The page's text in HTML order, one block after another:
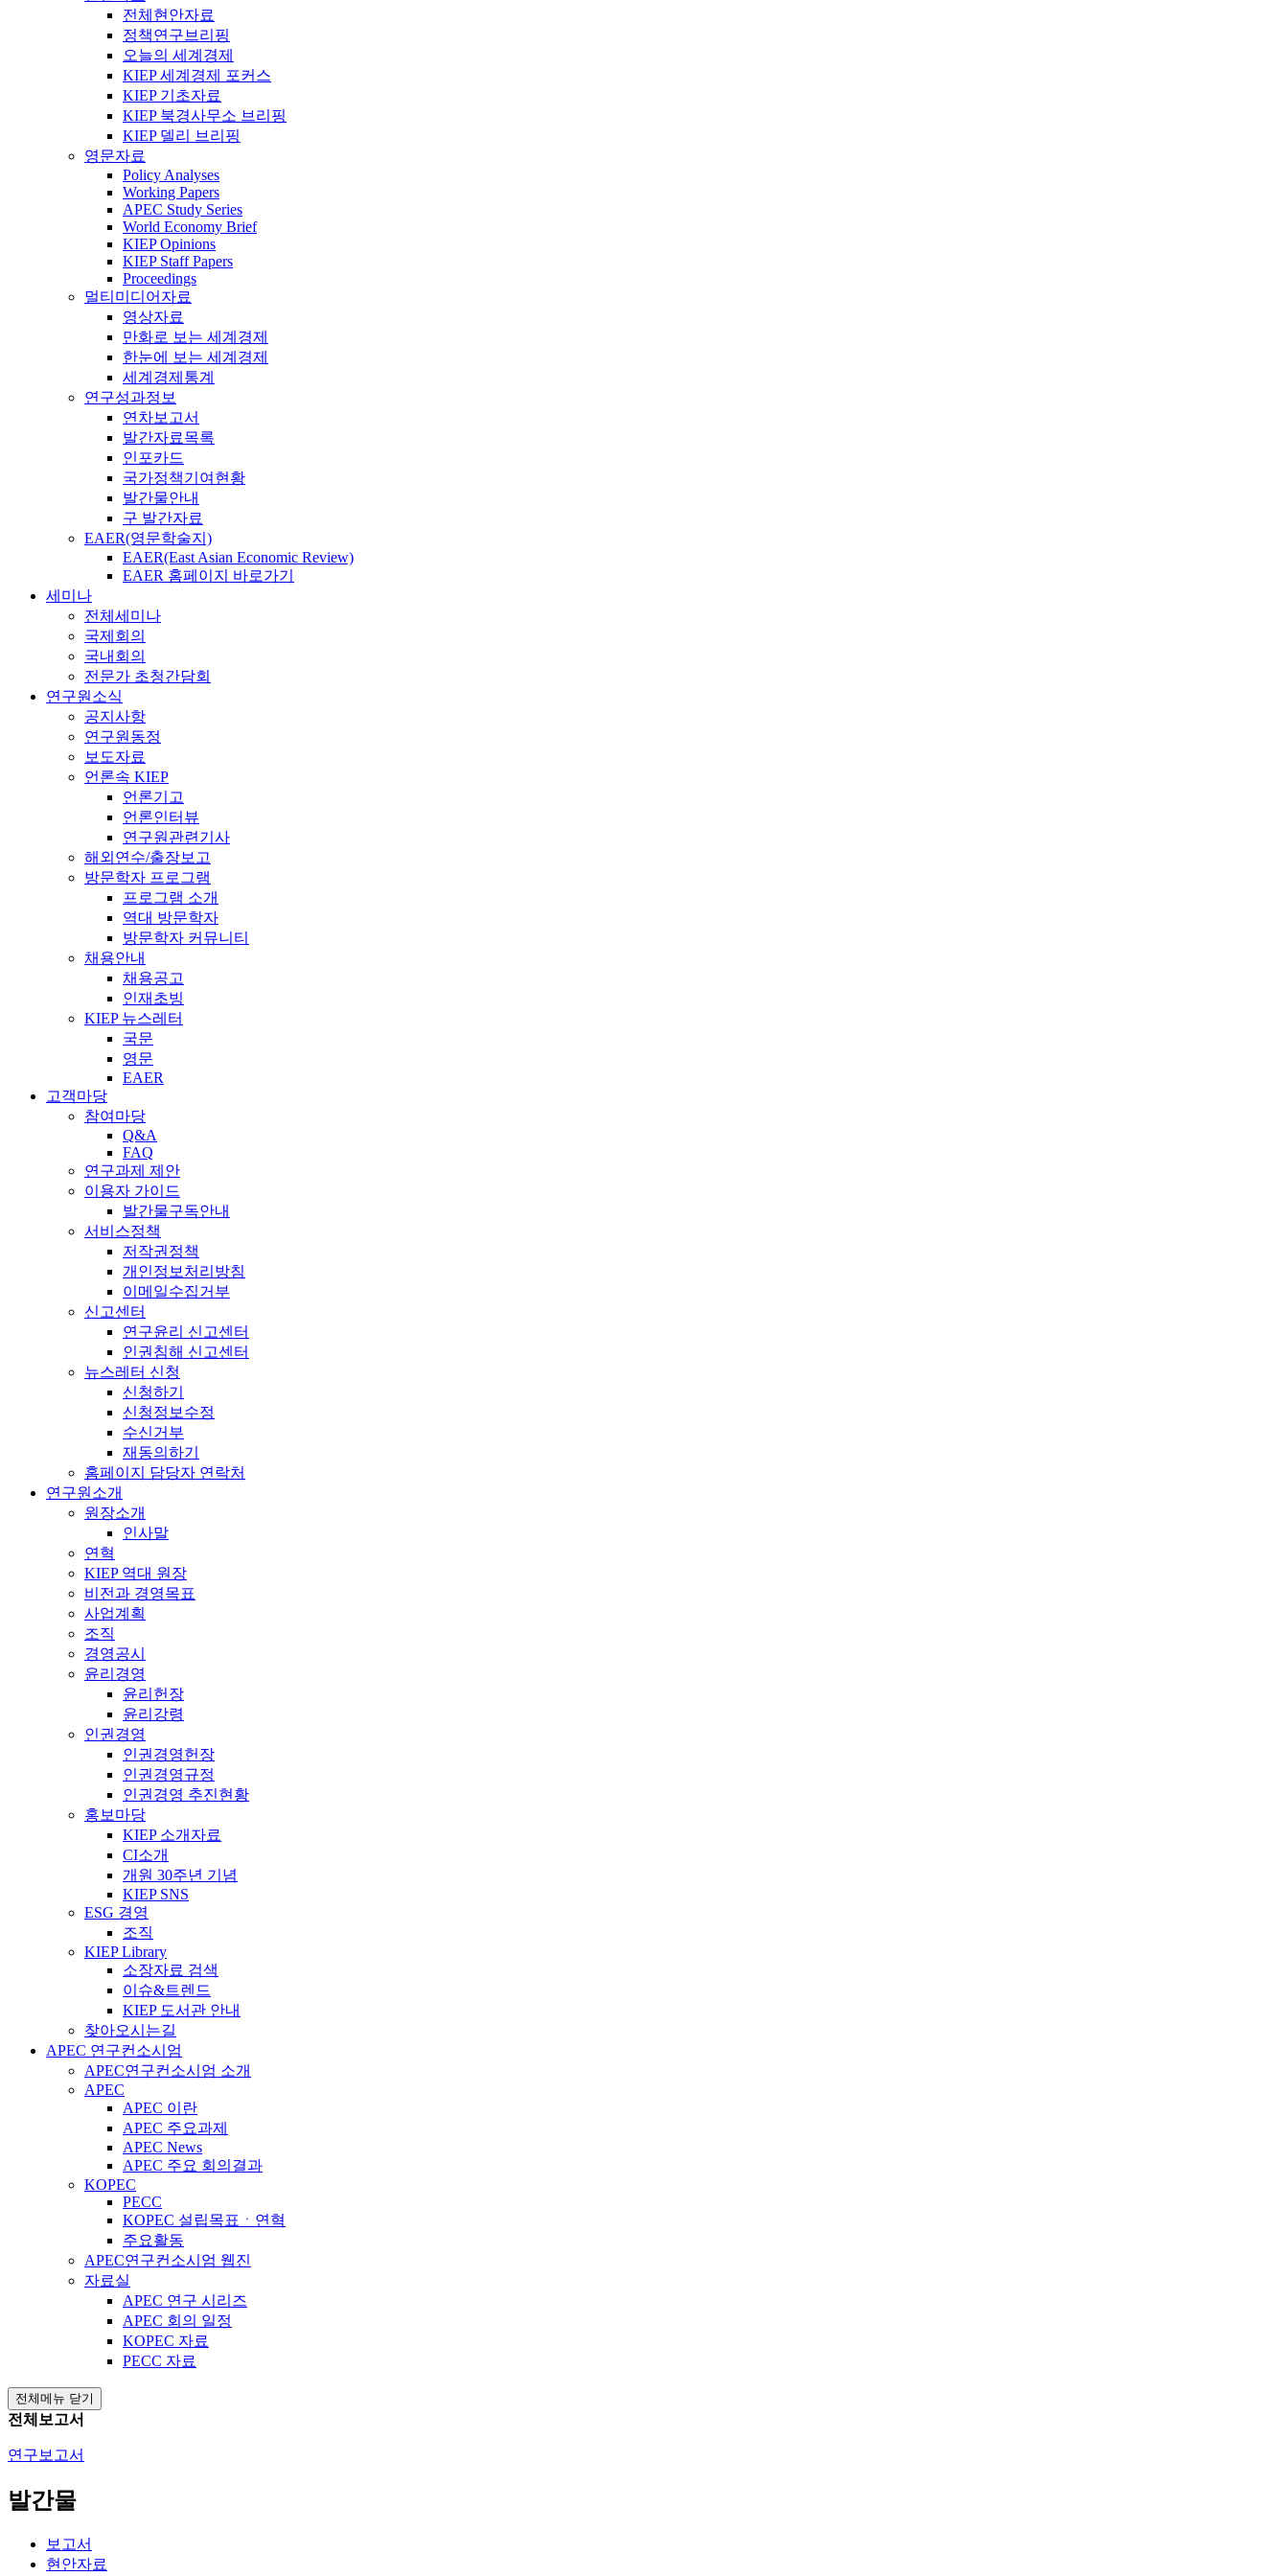
전체현안자료
정책연구브리핑
오늘의 세계경제
KIEP 세계경제 포커스
KIEP 기초자료
KIEP 북경사무소 브리핑
KIEP 델리 브리핑
영문자료
Policy Analyses
Working Papers
APEC Study Series
World Economy Brief
KIEP Opinions
KIEP Staff Papers
Proceedings
멀티미디어자료
영상자료
만화로 보는 세계경제
한눈에 보는 세계경제
세계경제통계
연구성과정보
연차보고서
발간자료목록
인포카드
국가정책기여현황
발간물안내
구 발간자료
EAER(영문학술지)
EAER(East Asian Economic Review)
EAER 홈페이지 바로가기
세미나
전체세미나
국제회의
국내회의
전문가 초청간담회
연구원소식
공지사항
연구원동정
보도자료
언론속 KIEP
언론기고
언론인터뷰
연구원관련기사
해외연수/출장보고
방문학자 프로그램
프로그램 소개
역대 방문학자
방문학자 커뮤니티
채용안내
채용공고
인재초빙
KIEP 뉴스레터
국문
영문
EAER
고객마당
참여마당
Q&A
FAQ
연구과제 제안
이용자 가이드
발간물구독안내
서비스정책
저작권정책
개인정보처리방침
이메일수집거부
신고센터
연구윤리 신고센터
인권침해 신고센터
뉴스레터 신청
신청하기
신청정보수정
수신거부
재동의하기
홈페이지 담당자 연락처
연구원소개
원장소개
인사말
연혁
KIEP 역대 원장
비전과 경영목표
사업계획
조직
경영공시
윤리경영
윤리헌장
윤리강령
인권경영
인권경영헌장
인권경영규정
인권경영 추진현황
홍보마당
KIEP 소개자료
CI소개
개원 30주년 기념
KIEP SNS
ESG 경영
조직
KIEP Library
소장자료 검색
이슈&트렌드
KIEP 도서관 안내
찾아오시는길
APEC 연구컨소시엄
APEC연구컨소시엄 소개
APEC
APEC 이란
APEC 주요과제
APEC News
APEC 주요 회의결과
KOPEC
PECC
KOPEC 설립목표ㆍ연혁
주요활동
APEC연구컨소시엄 웹진
자료실
APEC 연구 시리즈
APEC 회의 일정
KOPEC 자료
PECC 자료
전체메뉴 닫기
전체보고서
연구보고서
발간물
보고서
현안자료